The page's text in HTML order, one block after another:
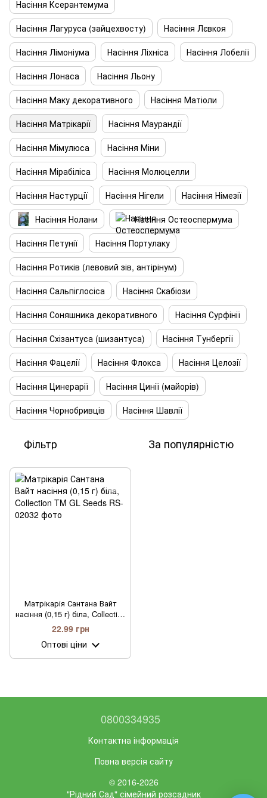
Насіння Ксерантемума
Насіння Лагуруса (зайцехвосту)
Насіння Лєвкоя
Насіння Лімоніума
Насіння Ліхніса
Насіння Лобелії
Насіння Лонаса
Насіння Льону
Насіння Маку декоративного
Насіння Матіоли
Насіння Матрікарії
Насіння Маурандії
Насіння Мімулюса
Насіння Міни
Насіння Мірабіліса
Насіння Молюцелли
Насіння Настурції
Насіння Нігели
Насіння Німезії
Насіння Нолани
Насіння Остеоспермума
Насіння Петунії
Насіння Портулаку
Насіння Ротиків (левовий зів, антірінум)
Насіння Сальпіглосіса
Насіння Скабіози
Насіння Соняшника декоративного
Насіння Сурфінії
Насіння Схізантуса (шизантуса)
Насіння Тунбергії
Насіння Фацелії
Насіння Флокса
Насіння Целозії
Насіння Цинерарії
Насіння Цинії (майорів)
Насіння Чорнобривців
Насіння Шавлії
Фільтр За популярністю
Матрікарія Сантана Вайт
насіння (0,15 г) біла, Collection
TM GL Seeds
22.99 грн
Оптові ціни
0800334935
Контактна інформація
Повна версія сайту
© 2016-2026
"Рідний Сад" сімейний розсадник